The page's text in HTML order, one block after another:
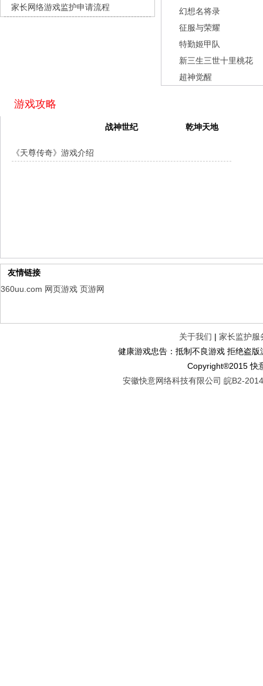
异星战舰
每日新服
今日 10:00点
天空的魔幻城
山海经异兽录 每日新服
及其它功能不能正常使用的解决办法
家长网络游戏监护申请流程
幻想名将录
征服与荣耀
特勤姬甲队
新三生三世十里桃花
超神觉醒
游戏攻略
战神世纪 乾坤天地
《天尊传奇》游戏介绍
友情链接
360uu.com 网页游戏 页游网
关于我们 | 家长监护服
健康游戏忠告：抵制不良游戏 拒绝盗
Copyright®2015 快
安徽快意网络科技有限公司 皖B2-